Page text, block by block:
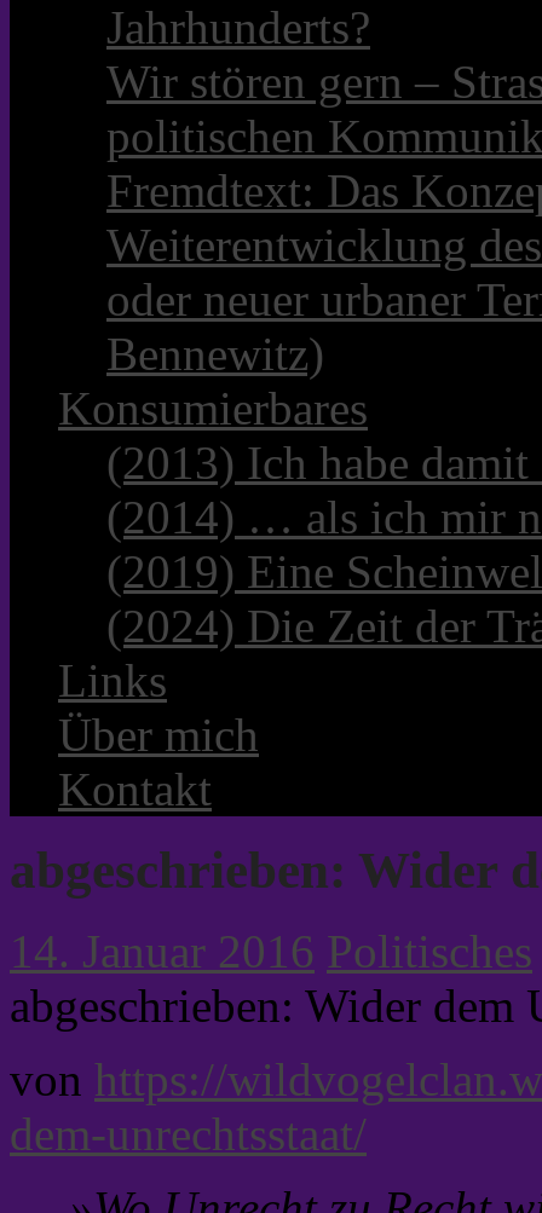
Jahrhunderts?
Wir stören gern –
politischen
Fremdtext: Das
Weiterentwicklung
oder neuer urbaner
Bennewitz)
Konsumierbares
(2013) Ich habe
(2014) … als ich mir
(2019) Eine
(2024) Die Zeit der
Links
Über mich
Kontakt
abgeschrieben: Wider
14. Januar 2016 Politisches
abgeschrieben: Wider dem
von https://
dem-unrechtsstaat/